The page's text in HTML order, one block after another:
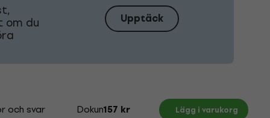
du Upptäck
och svar Dokument
157 kr Lägg i varukorg